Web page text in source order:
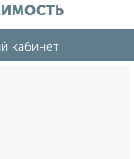
кабинет